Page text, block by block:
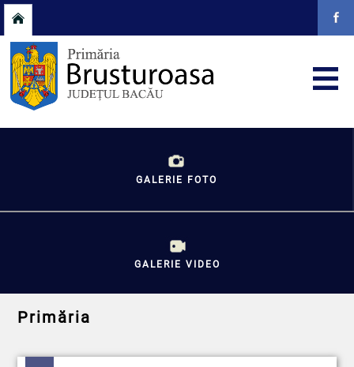
GALERIE FOTO
GALERIE VIDEO
Primăria